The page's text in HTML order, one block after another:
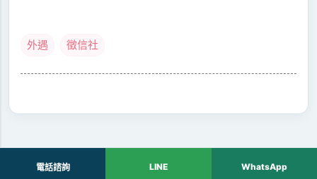
外遇 徵信社
電話諮詢 LINE WhatsApp